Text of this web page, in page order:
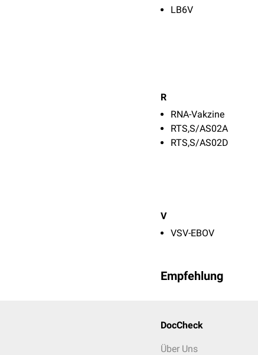
LB6V
R
RNA-Vakzine
RTS,S/AS02A
RTS,S/AS02D
V
VSV-EBOV
Empfehlung
DocCheck
Über Uns